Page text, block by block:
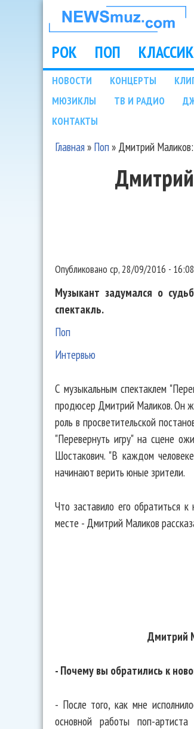
НОВОСТИ
МУЗЫКИ И
ШОУ БИЗНЕСА
NEWSMUZ.COM
Main menu
РОК ПОП
Подразделы
НОВОСТИ КОНЦЕРТЫ
МЮЗИКЛЫ
ТВ И РАДИО
КОНТАКТЫ
Главная» Поп» Дмитрий
Опубликовано ср, 28/09/2016 - 16:08
Музыкант задумался о
спектакль.
Поп
Интервью
С музыкальным спектаклем
продюсер Дмитрий Маликов. Он
роль в просветительской
"Перевернуть игру" на сцене
Шостакович. "В каждом
начинают верить юные зрители.
Что заставило его обратиться
месте - Дмитрий Маликов
Дмитрий
- Почему вы обратились к
- После того, как мне
основной работы поп-